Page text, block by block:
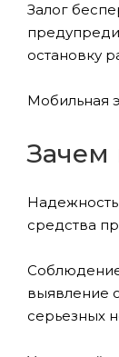
Залог
остановку
Мобильная
Зачем
Надежность
средства
выявление
серьезных